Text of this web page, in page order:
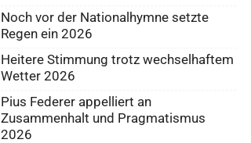
Noch vor der Nationalhymne setzte
Regen ein 2026
Heitere Stimmung trotz wechselhaftem
Wetter 2026
Pius Federer appelliert an
Zusammenhalt und Pragmatismus
2026